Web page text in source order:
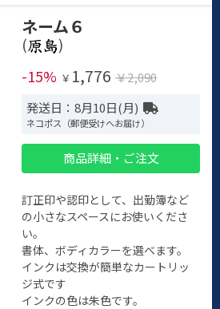
ネーム６
(
)
-15% ￥ 1,776 ￥2,090
発送日：8月10日(月)
ネコポス（郵便受けへお届け）
商品詳細・ご注文
訂正印や認印として、出勤簿など
の小さなスペースにお使いくださ
い。
書体、ボディカラーを選べます。
インクは交換が簡単なカートリッ
ジ式です
インクの色は朱色です。